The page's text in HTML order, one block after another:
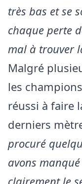
très bas et se
chaque perte
mal à trouver
Malgré
les
réussi à faire
derniers
procuré
avons manqué
clairement le